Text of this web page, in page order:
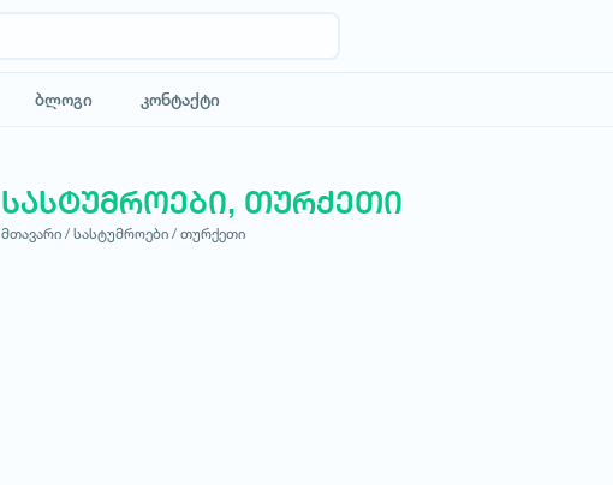
ბლოგი კონტაქტი
სასტუმროები, თურქეთი
მთავარი / სასტუმროები / თურქეთი